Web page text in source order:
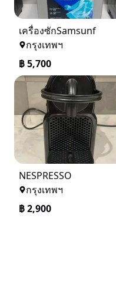
เครื่องซักSamsunf
กรุงเทพฯ
฿5,700
NESPRESSO
กรุงเทพฯ
฿2,900